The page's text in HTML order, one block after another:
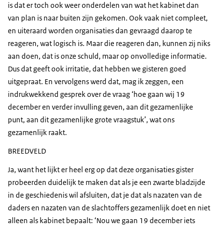
is dat er toch ook weer onderdelen van wat het kabinet dan
van plan is naar buiten zijn gekomen. Ook vaak niet compleet,
en uiteraard worden organisaties dan gevraagd daarop te
reageren, wat logisch is. Maar die reageren dan, kunnen zij niks
aan doen, dat is onze schuld, maar op onvolledige informatie.
Dus dat geeft ook irritatie, dat hebben we gisteren goed
uitgepraat. En vervolgens werd dat, mag ik zeggen, een
indrukwekkend gesprek over de vraag ‘hoe gaan wij 19
december en verder invulling geven, aan dit gezamenlijke
punt, aan dit gezamenlijke grote vraagstuk’, wat ons
gezamenlijk raakt.
BREEDVELD
Ja, want het lijkt er heel erg op dat deze organisaties gister
probeerden duidelijk te maken dat als je een zwarte bladzijde
in de geschiedenis wil afsluiten, dat je dat als nazaten van de
daders en nazaten van de slachtoffers gezamenlijk doet en niet
alleen als kabinet bepaalt: ‘Nou we gaan 19 december iets